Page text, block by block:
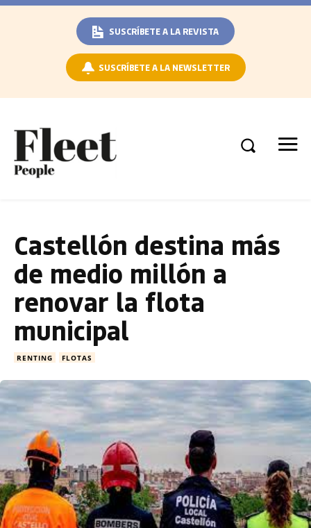
SUSCRÍBETE A LA REVISTA
SUSCRÍBETE A LA NEWSLETTER
Castellón destina más
de medio millón a
renovar la flota
municipal
RENTING FLOTAS